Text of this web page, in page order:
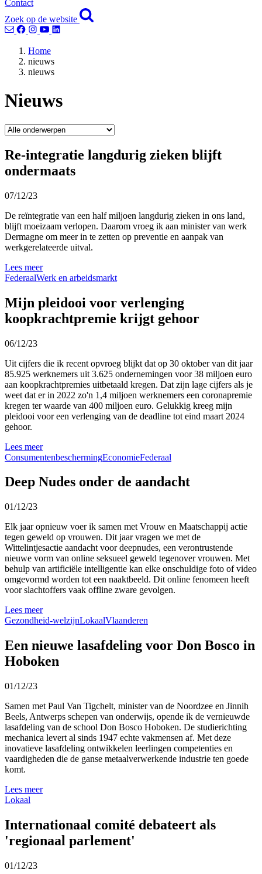
Contact
Zoek op de website
Home
nieuws
nieuws
Nieuws
Re-integratie langdurig zieken blijft
ondermaats
07/12/23
De reïntegratie van een half miljoen langdurig zieken in ons land,
blijft moeizaam verlopen. Daarom vroeg ik aan minister van werk
Dermagne om meer in te zetten op preventie en aanpak van
werkgerelateerde uitval.
Lees meer
FederaalWerk en arbeidsmarkt
Mijn pleidooi voor verlenging
koopkrachtpremie krijgt gehoor
06/12/23
Uit cijfers die ik recent opvroeg blijkt dat op 30 oktober van dit jaar
85.925 werknemers uit 3.625 ondernemingen voor 38 miljoen euro
aan koopkrachtpremies uitbetaald kregen. Dat zijn lage cijfers als je
weet dat er in 2022 zo'n 1,4 miljoen werknemers een coronapremie
kregen ter waarde van 400 miljoen euro. Gelukkig kreeg mijn
pleidooi voor een verlenging van de deadline tot eind maart 2024
gehoor.
Lees meer
ConsumentenbeschermingEconomieFederaal
Deep Nudes onder de aandacht
01/12/23
Elk jaar opnieuw voer ik samen met Vrouw en Maatschappij actie
tegen geweld op vrouwen. Dit jaar vragen we met de
Wittelintjesactie aandacht voor deepnudes, een verontrustende
nieuwe vorm van online seksueel geweld tegenover vrouwen. Met
behulp van artificiële intelligentie kan elke onschuldige foto of video
omgevormd worden tot een naaktbeeld. Dit online fenomeen heeft
voor slachtoffers vaak offline zware gevolgen.
Lees meer
Gezondheid-welzijnLokaalVlaanderen
Een nieuwe lasafdeling voor Don Bosco in
Hoboken
01/12/23
Samen met Paul Van Tigchelt, minister van de Noordzee en Jinnih
Beels, Antwerps schepen van onderwijs, opende ik de vernieuwde
lasafdeling van de school Don Bosco Hoboken. De studierichting
mechanica levert al sinds 1947 echte vakmensen af. Met deze
inovatieve lasafdeling ontwikkelen leerlingen competenties en
vaardigheden die de ganse metaalverwerkende industrie ten goede
komt.
Lees meer
Lokaal
Internationaal comité debateert als
'regionaal parlement'
01/12/23